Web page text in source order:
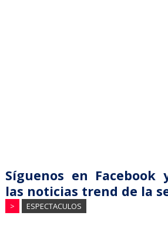
Síguenos en
las noticias trend de la
> ESPECTACULOS